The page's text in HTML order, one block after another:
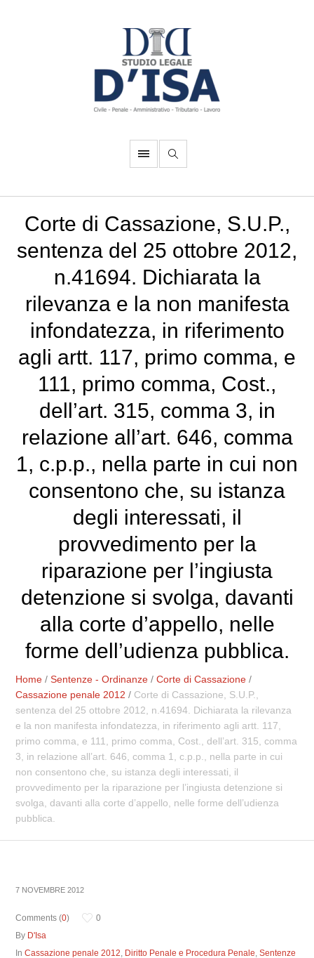
Corte di Cassazione, S.U.P.,
sentenza del 25 ottobre 2012,
n.41694. Dichiarata la
rilevanza e la non manifesta
infondatezza, in riferimento
agli artt. 117, primo comma, e
111, primo comma, Cost.,
dell’art. 315, comma 3, in
relazione all’art. 646, comma
1, c.p.p., nella parte in cui non
consentono che, su istanza
degli interessati, il
provvedimento per la
riparazione per l’ingiusta
detenzione si svolga, davanti
alla corte d’appello, nelle
forme dell’udienza pubblica.
Home /Sentenze - Ordinanze /Corte di Cassazione /
Cassazione penale 2012 / Corte di Cassazione, S.U.P.,
sentenza del 25 ottobre 2012, n.41694. Dichiarata la rilevanza
e la non manifesta infondatezza, in riferimento agli artt. 117,
primo comma, e 111, primo comma, Cost., dell’art. 315, comma
3, in relazione all’art. 646, comma 1, c.p.p., nella parte in cui
non consentono che, su istanza degli interessati, il
provvedimento per la riparazione per l’ingiusta detenzione si
svolga, davanti alla corte d’appello, nelle forme dell’udienza
pubblica.
7 NOVEMBRE 2012
Comments (0)
0
By D'Isa
InCassazione penale 2012, Diritto Penale e Procedura Penale,Sentenze